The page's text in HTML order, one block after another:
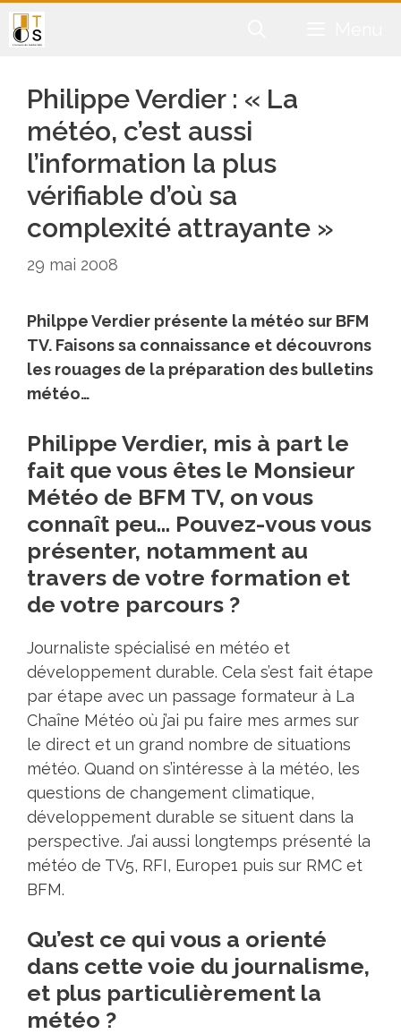
Aller
au
Philippe Verdier : « La
météo, c’est aussi
l’information la plus
vérifiable d’où sa
complexité attrayante »
29 mai 2008
Philppe Verdier présente la météo sur BFM
TV. Faisons sa connaissance et découvrons
les rouages de la préparation des bulletins
météo…
Philippe Verdier, mis à part le
fait que vous êtes le Monsieur
Météo de BFM TV, on vous
connaît peu… Pouvez-vous vous
présenter, notamment au
travers de votre formation et
de votre parcours ?
Journaliste spécialisé en météo et
développement durable. Cela s’est fait étape
par étape avec un passage formateur à La
Chaîne Météo où j’ai pu faire mes armes sur
le direct et un grand nombre de situations
météo. Quand on s’intéresse à la météo, les
questions de changement climatique,
développement durable se situent dans la
perspective. J’ai aussi longtemps présenté la
météo de TV5, RFI, Europe1 puis sur RMC et
BFM.
Qu’est ce qui vous a orienté
dans cette voie du journalisme,
et plus particulièrement la
météo ?